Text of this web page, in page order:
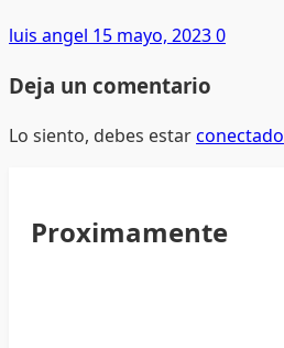
luis angel 15 mayo, 20230
Deja un comentario
Lo siento, debes estarconectado
Proximamente